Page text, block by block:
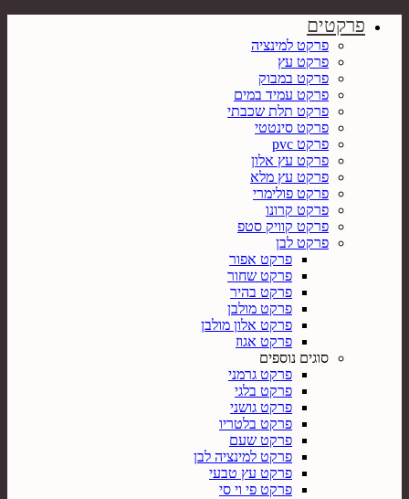
פרקטים
פרקט למינציה
פרקט עץ
פרקט במבוק
פרקט עמיד במים
פרקט תלת שכבתי
פרקט סינטטי
פרקט pvc
פרקט עץ אלון
פרקט עץ מלא
פרקט פולימרי
פרקט קרונו
פרקט קוויק סטפ
פרקט לבן
פרקט אפור
פרקט שחור
פרקט בהיר
פרקט מולבן
פרקט אלון מולבן
פרקט אגוז
סוגים נוספים
פרקט גרמני
פרקט בלגי
פרקט גושני
פרקט בלטריו
פרקט שעם
פרקט למינציה לבן
פרקט עץ טבעי
פרקט פי וי סי